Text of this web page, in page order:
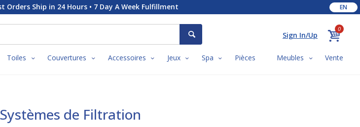
Orders Ship in 24 Hours • 7 Day A Week Fulfillment EN
Sign In/Up
0
Toiles Couvertures Accessoires Jeux Spa Pièces Meubles Vente
de Filtration